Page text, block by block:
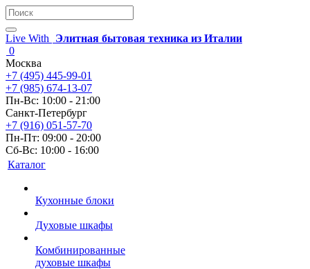
Live With
Элитная бытовая техника из Италии
0
Москва
+7 (495) 445-99-01
+7 (985) 674-13-07
Пн-Вс: 10:00 - 21:00
Санкт-Петербург
+7 (916) 051-57-70
Пн-Пт: 09:00 - 20:00
Сб-Вс: 10:00 - 16:00
Каталог
Кухонные блоки
Духовые шкафы
Комбинированные
духовые шкафы